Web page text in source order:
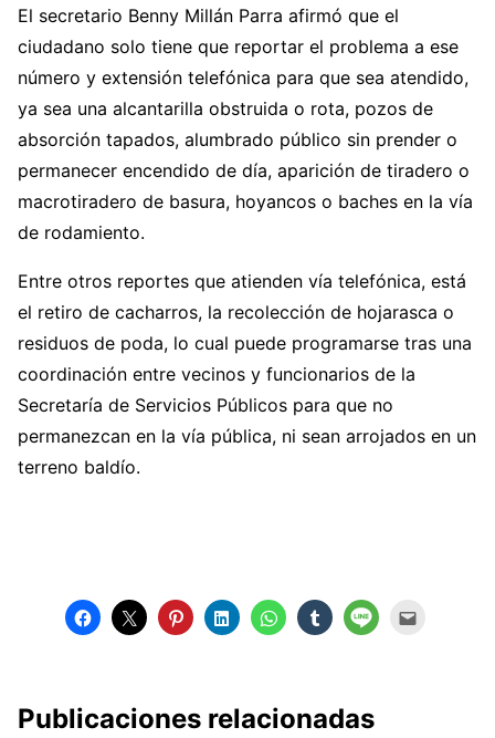
El secretario Benny Millán Parra afirmó que el
ciudadano solo tiene que reportar el problema a ese
número y extensión telefónica para que sea atendido,
ya sea una alcantarilla obstruida o rota, pozos de
absorción tapados, alumbrado público sin prender o
permanecer encendido de día, aparición de tiradero o
macrotiradero de basura, hoyancos o baches en la vía
de rodamiento.
Entre otros reportes que atienden vía telefónica, está
el retiro de cacharros, la recolección de hojarasca o
residuos de poda, lo cual puede programarse tras una
coordinación entre vecinos y funcionarios de la
Secretaría de Servicios Públicos para que no
permanezcan en la vía pública, ni sean arrojados en un
terreno baldío.
Publicaciones relacionadas